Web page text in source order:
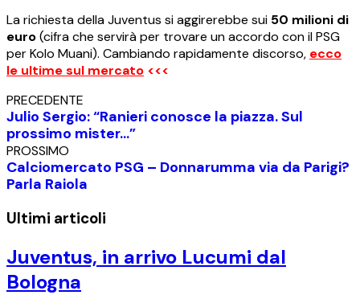
La richiesta della Juventus si aggirerebbe sui 50 milioni di
euro(cifra che servirà per trovare un accordo con il PSG
per Kolo Muani). Cambiando rapidamente discorso, ecco
le ultime sul mercato <<<
PRECEDENTE
Julio Sergio: “Ranieri conosce la piazza. Sul
prossimo mister…”
PROSSIMO
Calciomercato PSG – Donnarumma via da Parigi?
Parla Raiola
Ultimi articoli
Juventus, in arrivo Lucumi dal
Bologna